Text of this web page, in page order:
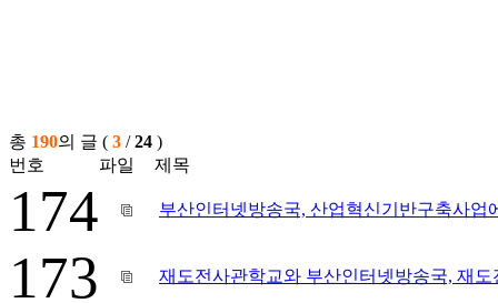
총 190의 글 ( 3 /24 )
번호
파일 제목
174 부산인터넷방송국, 산업혁신기반구축사업
173 재도전사관학교와 부산인터넷방송국, 재